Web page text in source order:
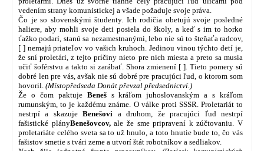
vedením strany komunistickej a všade požaduje svoje práva.
Čo je so slovenskými študenty. Ich rodičia obetujú svoje posledné
haliere, aby mohli svoje deti posiela do školy, a keď s im to horko
ťažko podarí, stanú sa nezamestnanými, lebo nie sú to šteňaťa radcov,
[ ] nemajú priateľov vo vašich kruhoch. Jedinou vinou týchto detí je,
že sní proletári, z tejto príčiny nieto pre nich miesta a preto sa musia
učiť šoférstvu a takto si zarábať. Shora zmienení [ ]. Tieto pomery sú
dobré len pre vás, avšak nie sú dobré pre pracujúci ľud, o ktorom som
hovoril. (Místopředseda Donát převzal předsednictví.)
Že o čom paktuje Beneš s kráľom juhoslovanským a s kráľom
rumunským, to je každému známe. O válke proti SSSR. Proletariát to
nestrpí a skazuje Benešovi a druhom, že pracujúci ľud nestrpí
fašistické plányBenešovcov, ale že sme pripravení k zúčtovaniu. V
proletariáte celého sveta sa to už hnulo, a toto hnutie bude to, čo vás
fašistov smetie s tvári zeme a utvorí štát robotníkov a sedliakov.